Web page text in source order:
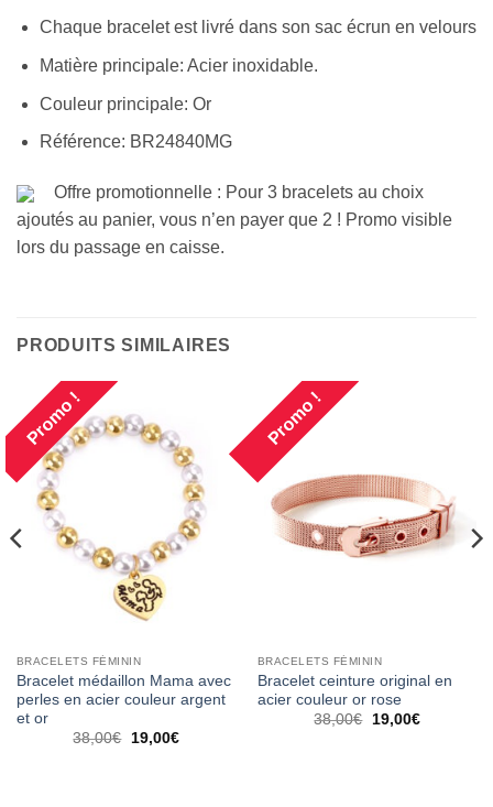
Chaque bracelet est livré dans son sac écrun en velours
Matière principale: Acier inoxidable.
Couleur principale: Or
Référence: BR24840MG
Offre promotionnelle : Pour 3 bracelets au choix
ajoutés au panier, vous n’en payer que 2 ! Promo visible
lors du passage en caisse.
PRODUITS SIMILAIRES
Promo !
BRACELETS FÉMININ
Bracelet médaillon Mama avec
perles en acier couleur argent
et or
38,00€
Le
19,00€Le
Promo !
BRACELETS FÉMININ
Bracelet ceinture original en
acier couleur or rose
38,00€
Le
19,00€Le